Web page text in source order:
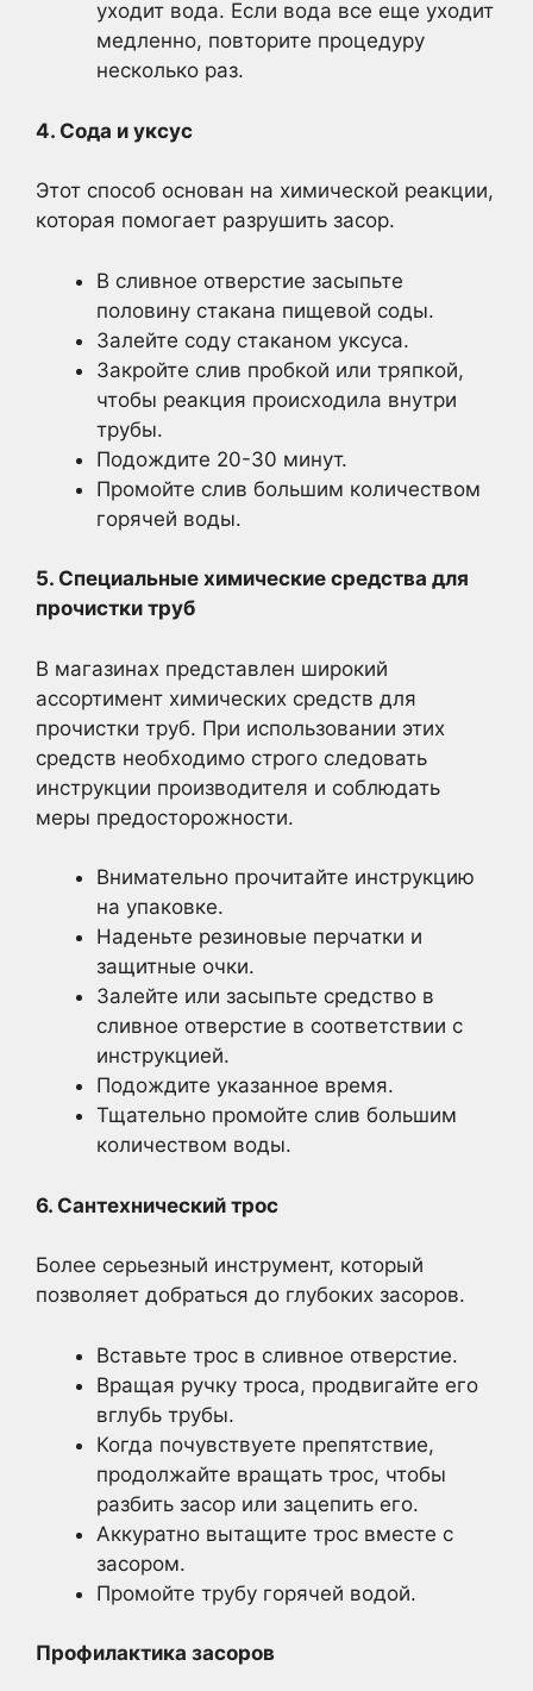
уходит вода. Если вода все еще уходит
медленно, повторите процедуру
несколько раз.
4. Сода и уксус
Этот способ основан на химической реакции,
которая помогает разрушить засор.
В сливное отверстие засыпьте
половину стакана пищевой соды.
Залейте соду стаканом уксуса.
Закройте слив пробкой или тряпкой,
чтобы реакция происходила внутри
трубы.
Подождите 20-30 минут.
Промойте слив большим количеством
горячей воды.
5. Специальные химические средства для
прочистки труб
В магазинах представлен широкий
ассортимент химических средств для
прочистки труб. При использовании этих
средств необходимо строго следовать
инструкции производителя и соблюдать
меры предосторожности.
Внимательно прочитайте инструкцию
на упаковке.
Наденьте резиновые перчатки и
защитные очки.
Залейте или засыпьте средство в
сливное отверстие в соответствии с
инструкцией.
Подождите указанное время.
Тщательно промойте слив большим
количеством воды.
6. Сантехнический трос
Более серьезный инструмент, который
позволяет добраться до глубоких засоров.
Вставьте трос в сливное отверстие.
Вращая ручку троса, продвигайте его
вглубь трубы.
Когда почувствуете препятствие,
продолжайте вращать трос, чтобы
разбить засор или зацепить его.
Аккуратно вытащите трос вместе с
засором.
Промойте трубу горячей водой.
Профилактика засоров